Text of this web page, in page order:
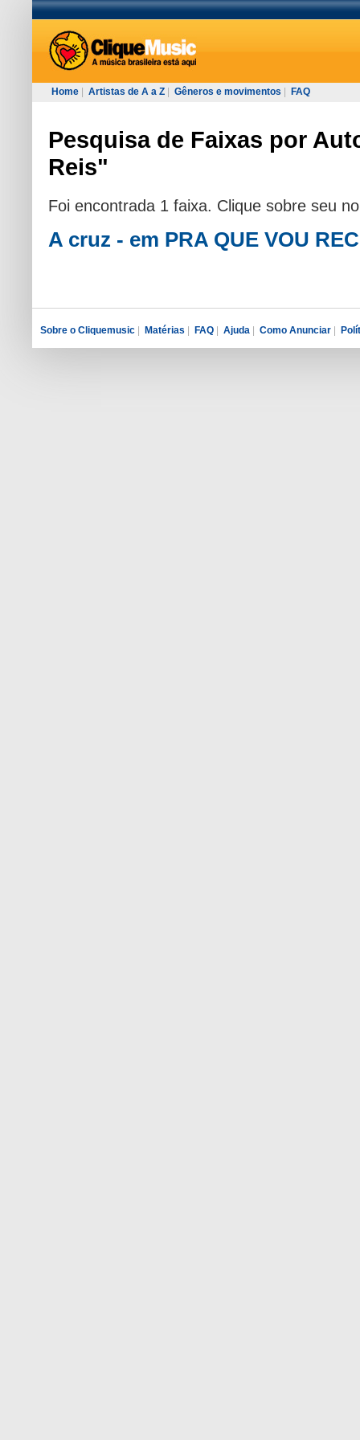
Home Artistas de A a Z Gêneros e movimentos FAQ
Pesquisa de Faixas por
Reis"
Foi encontrada 1 faixa. Clique sobre seu
A cruz - em PRA QUE VOU
Sobre o Cliquemusic | Matérias | FAQ | Ajuda | Como Anunciar |